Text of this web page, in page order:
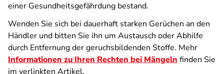
einer Gesundheitsgefährdung bestand.
Wenden Sie sich bei dauerhaft starken Gerüchen an den
Händler und bitten Sie ihn um Austausch oder Abhilfe
durch Entfernung der geruchsbildenden Stoffe. Mehr
Informationen zu Ihren Rechten bei Mängeln finden Sie
im verlinkten Artikel.